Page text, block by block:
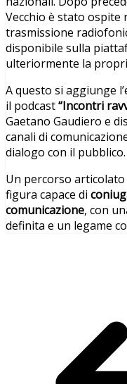
Vecchio è stato ospite
trasmissione
disponibile sulla
ulteriormente la
A questo si aggiunge
il podcast“Incontri
Gaetano Gaudiero e
canali di
dialogo con il pubblico.
Un percorso articolato
figura capace di
comunicazione, con
definita e un legame